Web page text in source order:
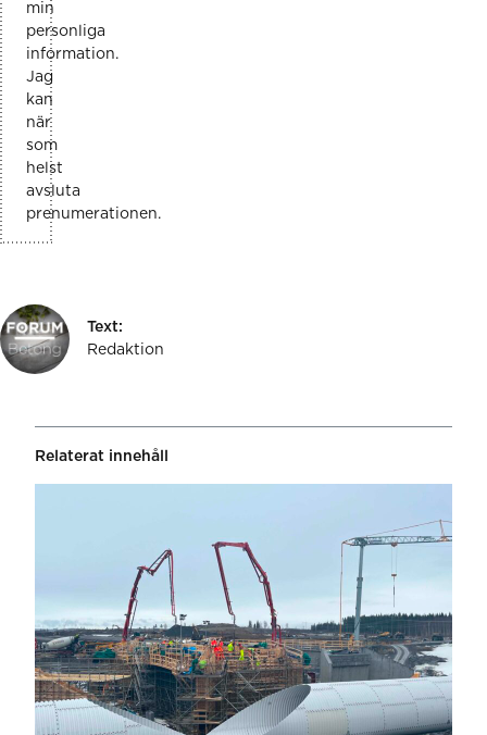
min
personliga
information.
Jag
kan
när
som
helst
avsluta
prenumerationen.
Text:
Redaktion
Relaterat innehåll